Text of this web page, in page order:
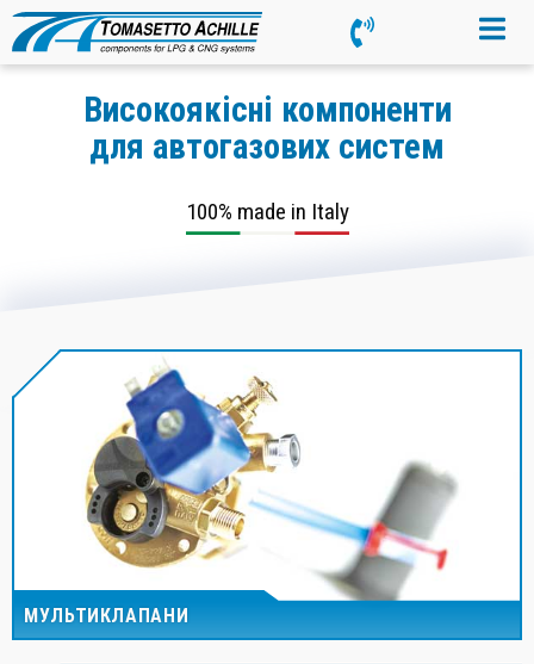
Високоякісні компоненти
для автогазових систем
100% made in Italy
МУЛЬТИКЛАПАНИ